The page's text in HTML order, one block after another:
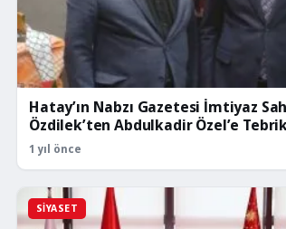
Hatay’ın Nabzı Gazetesi İmtiyaz
Özdilek’ten Abdulkadir Özel’e
1 yıl önce
SIYASET